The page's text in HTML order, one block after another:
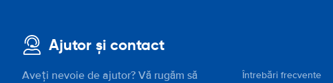
Ajutor și contact
Aveți nevoie de ajutor? Vă rugăm să
Întrebări frecvente